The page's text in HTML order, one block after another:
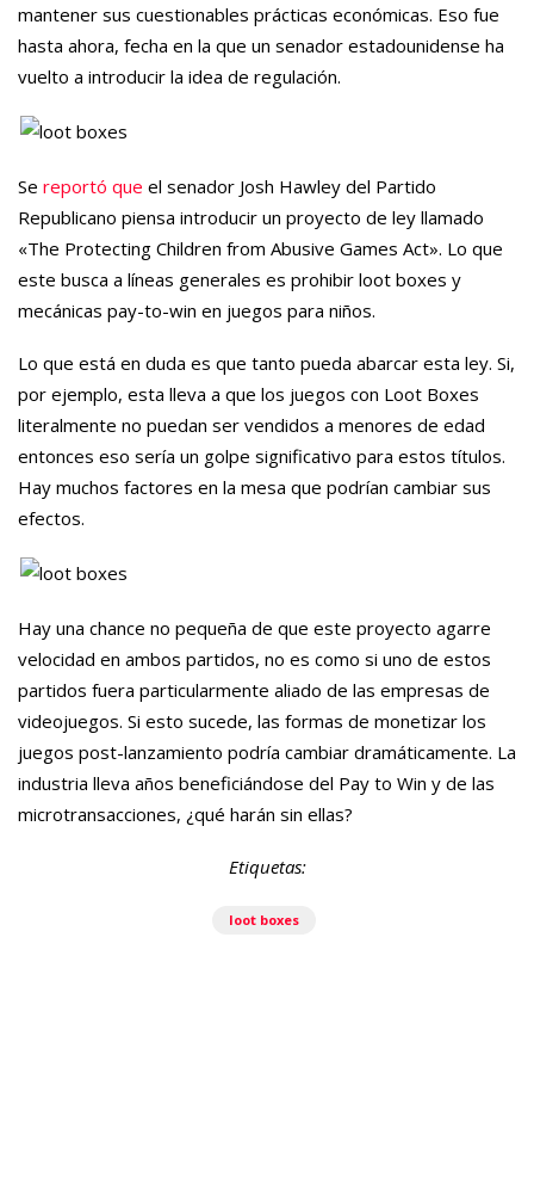
mantener sus cuestionables prácticas económicas. Eso fue
hasta ahora, fecha en la que un senador estadounidense ha
vuelto a introducir la idea de regulación.
Se reportó que el senador Josh Hawley del Partido
Republicano piensa introducir un proyecto de ley llamado
«The Protecting Children from Abusive Games Act». Lo que
este busca a líneas generales es prohibir loot boxes y
mecánicas pay-to-win en juegos para niños.
Lo que está en duda es que tanto pueda abarcar esta ley. Si,
por ejemplo, esta lleva a que los juegos con Loot Boxes
literalmente no puedan ser vendidos a menores de edad
entonces eso sería un golpe significativo para estos títulos.
Hay muchos factores en la mesa que podrían cambiar sus
efectos.
Hay una chance no pequeña de que este proyecto agarre
velocidad en ambos partidos, no es como si uno de estos
partidos fuera particularmente aliado de las empresas de
videojuegos. Si esto sucede, las formas de monetizar los
juegos post-lanzamiento podría cambiar dramáticamente. La
industria lleva años beneficiándose del Pay to Win y de las
microtransacciones, ¿qué harán sin ellas?
Etiquetas:
loot boxes